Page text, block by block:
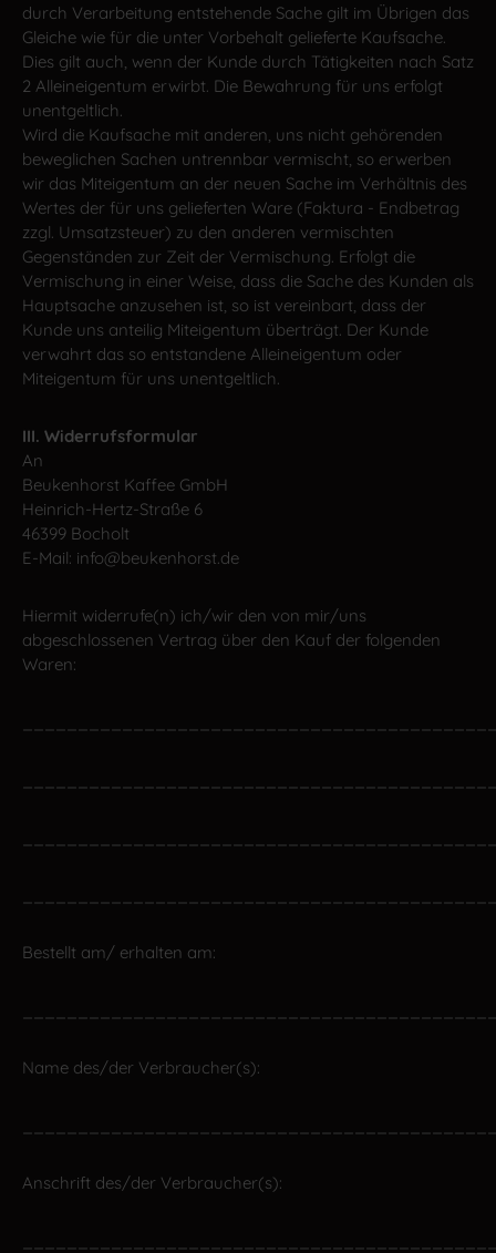
durch Verarbeitung entstehende Sache gilt im Übrigen das
Gleiche wie für die unter Vorbehalt gelieferte Kaufsache.
Dies gilt auch, wenn der Kunde durch Tätigkeiten nach Satz
2 Alleineigentum erwirbt. Die Bewahrung für uns erfolgt
unentgeltlich.
Wird die Kaufsache mit anderen, uns nicht gehörenden
beweglichen Sachen untrennbar vermischt, so erwerben
wir das Miteigentum an der neuen Sache im Verhältnis des
Wertes der für uns gelieferten Ware (Faktura - Endbetrag
zzgl. Umsatzsteuer) zu den anderen vermischten
Gegenständen zur Zeit der Vermischung. Erfolgt die
Vermischung in einer Weise, dass die Sache des Kunden als
Hauptsache anzusehen ist, so ist vereinbart, dass der
Kunde uns anteilig Miteigentum überträgt. Der Kunde
verwahrt das so entstandene Alleineigentum oder
Miteigentum für uns unentgeltlich.
III. Widerrufsformular
An
Beukenhorst Kaffee GmbH
Heinrich-Hertz-Straße 6
46399 Bocholt
E-Mail: info@beukenhorst.de
Hiermit widerrufe(n) ich/wir den von mir/uns
abgeschlossenen Vertrag über den Kauf der folgenden
Waren:
Bestellt am/ erhalten am:
Name des/der Verbraucher(s):
Anschrift des/der Verbraucher(s):